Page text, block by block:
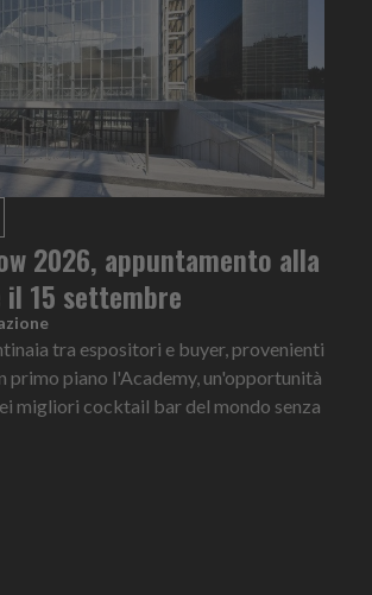
2026, appuntamento alla
il 15 settembre
tra espositori e buyer, provenienti
primo piano l'Academy, un'opportunità
migliori cocktail bar del mondo senza